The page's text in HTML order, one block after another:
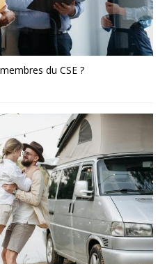
du CSE ?